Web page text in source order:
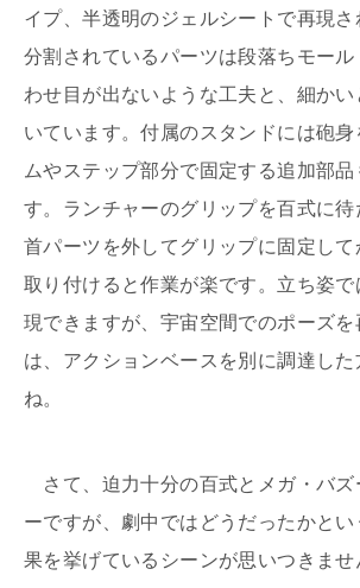
イプ、半透明のジェルシートで再現さ
分割されているパーツは段落ちモール
わせ目が出ないような工夫と、細かい
いています。付属のスタンドには砲
ムやステップ部分で固定する追加部品
す。ランチャーのグリップを百式に
首パーツを外してグリップに固定して
取り付けると作業が楽です。立ち姿
現できますが、宇宙空間でのポーズを
は、アクションベースを別に調達した
ね。
さて、迫力十分の百式とメガ・バズ
ーですが、劇中ではどうだったかと
果を挙げているシーンが思いつきませ